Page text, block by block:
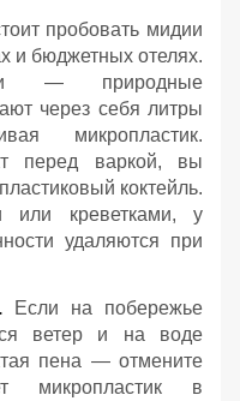
пробовать мидии
и бюджетных отелях.
— природные
через себя литры
микропластик.
перед варкой, вы
коктейль.
или креветками, у
удаляются при
Если на побережье
ветер и на воде
пена — отмените
микропластик в